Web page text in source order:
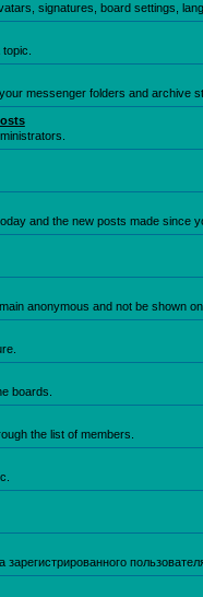
signatures, board settings,
messenger folders and archive
and the new posts made since
anonymous and not be shown
boards.
the list of members.